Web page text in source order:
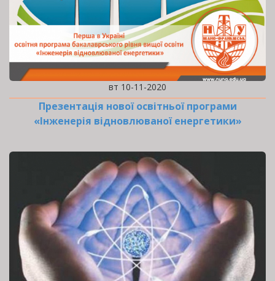
вт 10-11-2020
Презентація нової освітньої програми
«Інженерія відновлюваної енергетики»